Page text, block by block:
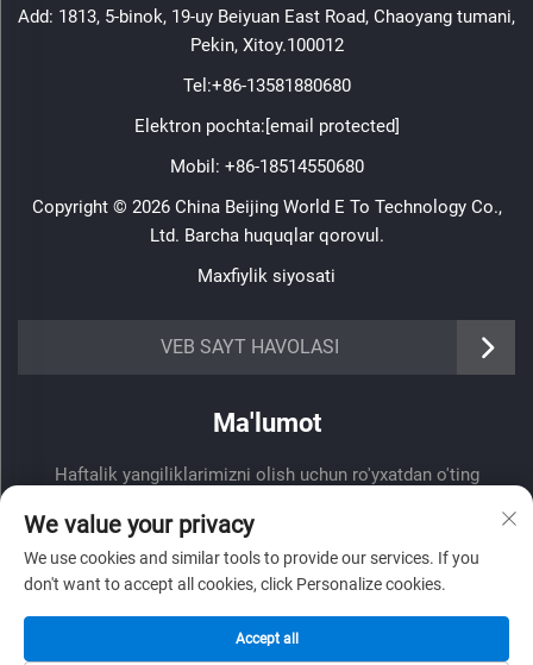
Add: 1813, 5-binok, 19-uy Beiyuan East Road, Chaoyang tumani,
Pekin, Xitoy.100012
Tel:+86-13581880680
Elektron pochta:[email protected]
Mobil: +86-18514550680
Copyright © 2026 China Beijing World E To Technology Co.,
Ltd. Barcha huquqlar qorovul.
Maxfiylik siyosati
VEB SAYT HAVOLASI
Ma'lumot
Haftalik yangiliklarimizni olish uchun ro'yxatdan o'ting
We value your privacy
We use cookies and similar tools to provide our services. If you
don't want to accept all cookies, click Personalize cookies.
Accept all